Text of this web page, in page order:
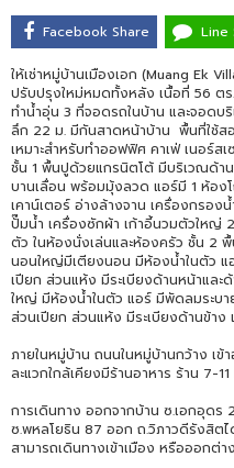
Facebook Share Line
ให้เช่าหมู่บ้านเมืองเอก (Muang Ek
ปรับปรุงใหม่หมดทั้งหลัง เนื้อที่ 56 ต
ทำน้ำอุ่น 3 ที่จอดรถในบ้าน และจอดบ
ลึก 22 ม. มีกันสาดหน้าบ้าน พื้นที่ใช้ส
เหมาะสำหรับทำออฟฟิศ คาเฟ่ เนอร์
ชั้น 1 พื้นปูด้วยแกรนิตโต้ มีบริเวณด้า
บานเลื่อน พร้อมมุ้งลวด แอร์มี 1 ห้อ
เคาน์เตอร์ อ่างล้างจาน เครื่องกรอ
ปั๊มน้ำ เครื่องซักผ้า เก้าอี้นวมตัวใหญ่
ตัว ในห้องนั่งเล่นและห้องครัว ชั้น 2
นอนใหญ่มีเตียงนอน มีห้องน้ำในตัว แ
เปียก ส่วนแห้ง มีระเบียงด้านหน้าแล
ใหญ่ มีห้องน้ำในตัว แอร์ มีพัดลมระบา
ส่วนเปียก ส่วนแห้ง มีระเบียงด้านข้าง
ภายในหมู่บ้าน ถนนในหมู่บ้านกว้าง เ
ละแวกใกล้เคียงมีร้านอาหาร ร้าน 7-
การเดินทาง ออกจากบ้าน ซ.เอกอุดร
ซ.พหลโยธิน 87 ออก ถ.วิภาวดีรังสิต
สามารถเดินทางเข้าเมือง หรือออกต่